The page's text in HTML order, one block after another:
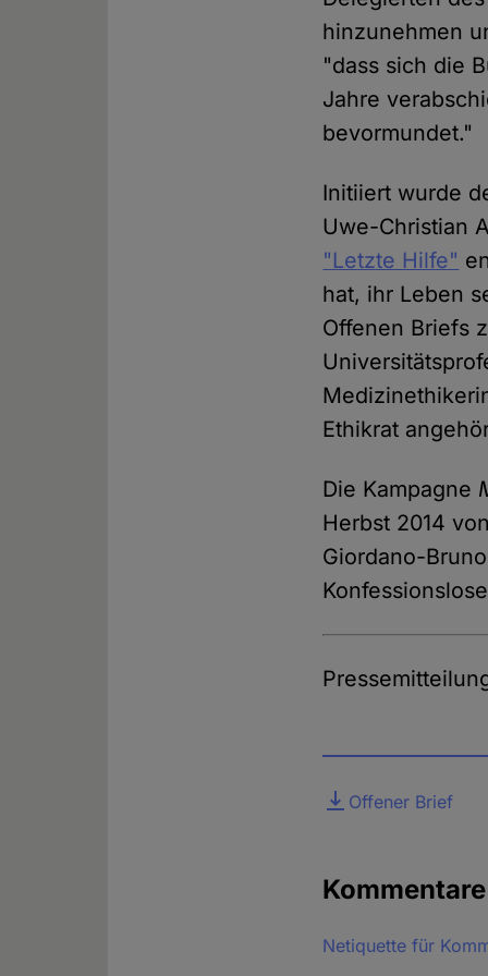
hinzunehmen
"dass sich die
Jahre
bevormundet."
Initiiert wurde
Uwe-Christian
"Letzte Hilfe"
hat, ihr Leben
Offenen Briefs
Ethikrat
Die Kampagne
Herbst 2014
Giordano-
DateiOffener Brief
Kommentare
Netiquette für